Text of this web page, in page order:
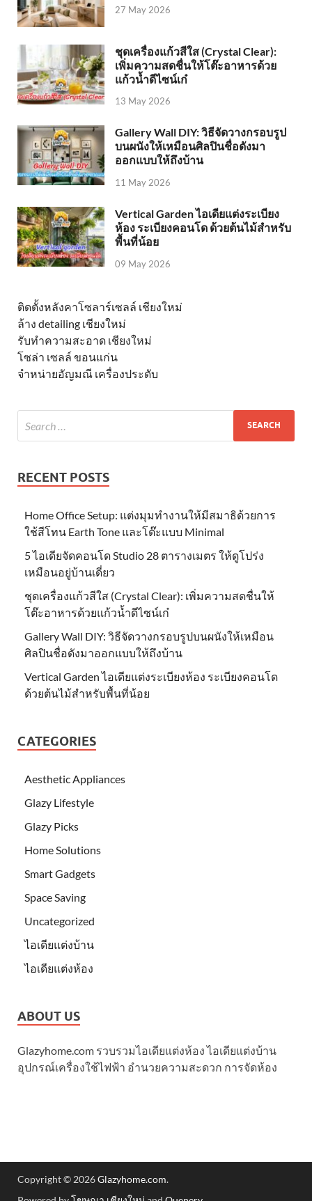
27 May 2026
ชุดเครื่องแก้วสีใส (Crystal Clear):
เพิ่มความสดชื่นให้โต๊ะอาหารด้วย
แก้วน้ำดีไซน์เก๋
13 May 2026
Gallery Wall DIY: วิธีจัดวางกรอบรูป
บนผนังให้เหมือนศิลปินชื่อดังมา
ออกแบบให้ถึงบ้าน
11 May 2026
Vertical Garden ไอเดียแต่งระเบียง
ห้อง ระเบียงคอนโด ด้วยต้นไม้สำหรับ
พื้นที่น้อย
09 May 2026
ติดตั้งหลังคาโซลาร์เซลล์ เชียงใหม่
ล้าง detailing เชียงใหม่
รับทำความสะอาด เชียงใหม่
โซล่า เซลล์ ขอนแก่น
จำหน่ายอัญมณี เครื่องประดับ
RECENT POSTS
Home Office Setup: แต่งมุมทำงานให้มีสมาธิด้วยการ
ใช้สีโทน Earth Tone และโต๊ะแบบ Minimal
5 ไอเดียจัดคอนโด Studio 28 ตารางเมตร ให้ดูโปร่ง
เหมือนอยู่บ้านเดี่ยว
ชุดเครื่องแก้วสีใส (Crystal Clear): เพิ่มความสดชื่นให้
โต๊ะอาหารด้วยแก้วน้ำดีไซน์เก๋
Gallery Wall DIY: วิธีจัดวางกรอบรูปบนผนังให้เหมือน
ศิลปินชื่อดังมาออกแบบให้ถึงบ้าน
Vertical Garden ไอเดียแต่งระเบียงห้อง ระเบียงคอนโด
ด้วยต้นไม้สำหรับพื้นที่น้อย
CATEGORIES
Aesthetic Appliances
Glazy Lifestyle
Glazy Picks
Home Solutions
Smart Gadgets
Space Saving
Uncategorized
ไอเดียแต่งบ้าน
ไอเดียแต่งห้อง
ABOUT US
Glazyhome.com รวบรวมไอเดียแต่งห้อง ไอเดียแต่งบ้าน
อุปกรณ์เครื่องใช้ไฟฟ้า อำนวยความสะดวก การจัดห้อง
Copyright © 2026Glazyhome.com.